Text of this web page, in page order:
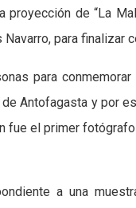
de “La
para finalizar
para
Antofagasta y por
fue el primer
a una